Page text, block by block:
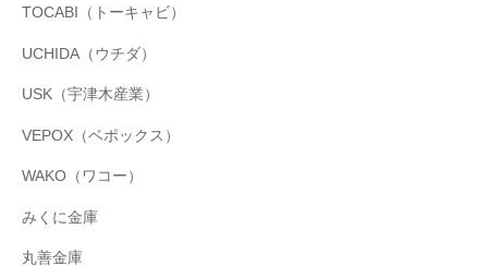
TOCABI（トーキャビ）
UCHIDA（ウチダ）
USK（宇津木産業）
VEPOX（ベポックス）
WAKO（ワコー）
みくに金庫
丸善金庫